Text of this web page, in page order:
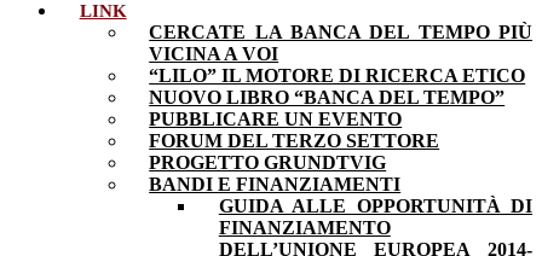
LINK
CERCATE LA BANCA DEL TEMPO PIÙ
VICINA A VOI
“LILO” IL MOTORE DI RICERCA ETICO
NUOVO LIBRO “BANCA DEL TEMPO”
PUBBLICARE UN EVENTO
FORUM DEL TERZO SETTORE
PROGETTO GRUNDTVIG
BANDI E FINANZIAMENTI
GUIDA ALLE OPPORTUNITÀ DI
FINANZIAMENTO
DELL’UNIONE EUROPEA 2014-